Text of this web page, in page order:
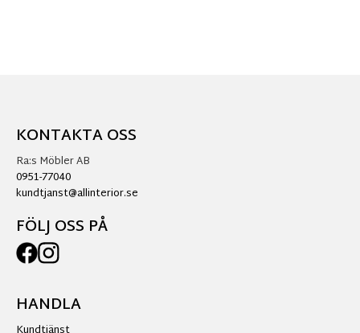
KONTAKTA OSS
Ra:s Möbler AB
0951-77040
kundtjanst@allinterior.se
FÖLJ OSS PÅ
HANDLA